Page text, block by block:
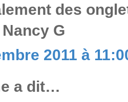
des
G
2011 à
a dit…